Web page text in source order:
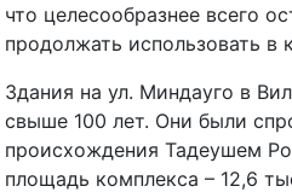
что целесообразнее всего
продолжать использовать в
Здания на ул. Миндауго в
свыше 100 лет. Они были
происхождения Тадеушем
площадь комплекса – 12,6